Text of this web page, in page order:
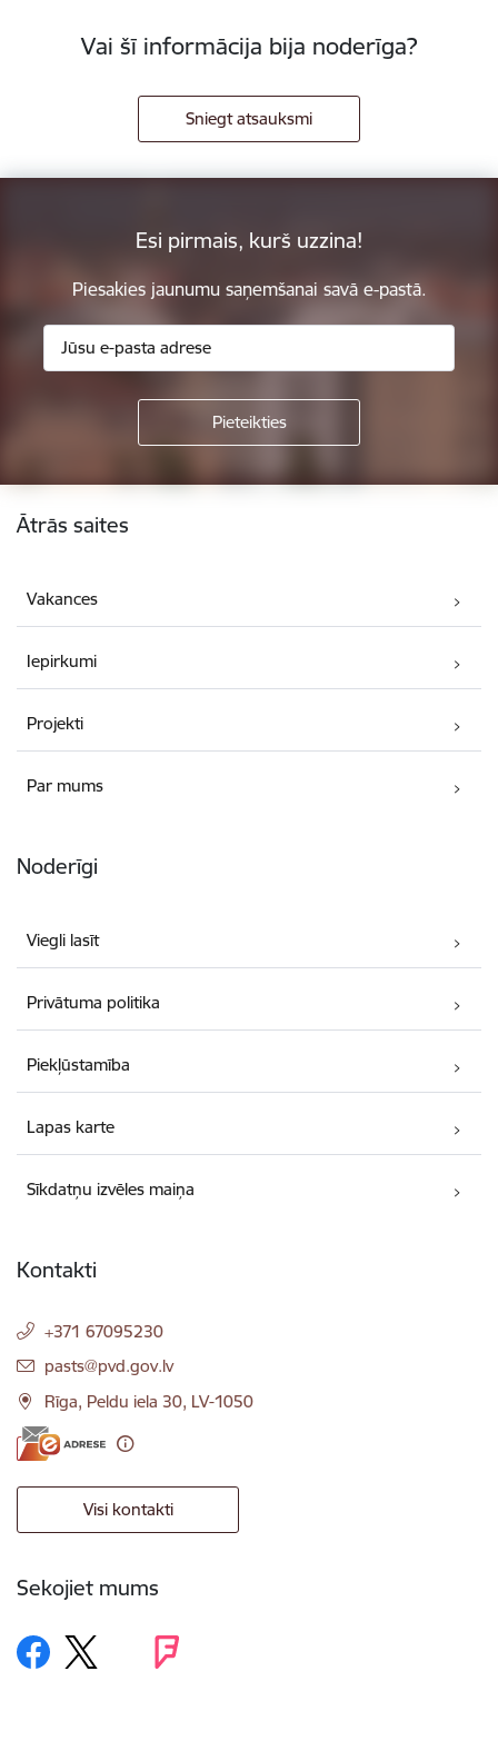
Vai šī informācija bija noderīga?
Sniegt atsauksmi
Esi pirmais, kurš uzzina!
Piesakies jaunumu saņemšanai savā e-pastā.
Kājene
Ātrās saites
Vakances
Iepirkumi
Projekti
Par mums
Noderīgi
Viegli lasīt
Privātuma politika
Piekļūstamība
Lapas karte
Sīkdatņu izvēles maiņa
Kontakti
+371 67095230
E-pasts:
pasts@pvd.gov.lv
Rīga, Peldu iela 30, LV-1050
Visi kontakti
Sekojiet mums